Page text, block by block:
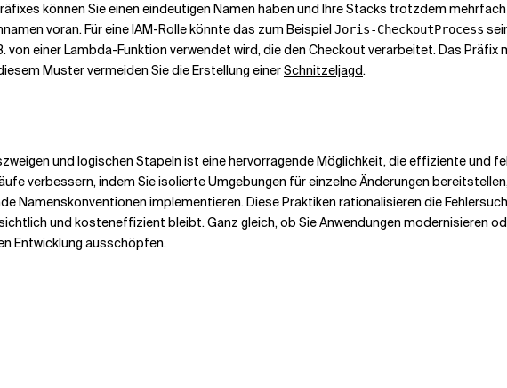
können Sie einen eindeutigen Namen haben und Ihre Stacks trotzdem
voran. Für eine IAM-Rolle könnte das zum BeispielJoris-CheckoutProcess
von einer Lambda-Funktion verwendet wird, die den Checkout verarbeitet. Das Präfix
Muster vermeiden Sie die Erstellung einerSchnitzeljagd.
und logischen Stapeln ist eine hervorragende Möglichkeit, die effiziente und
verbessern, indem Sie isolierte Umgebungen für einzelne Änderungen
Namenskonventionen implementieren. Diese Praktiken rationalisieren die
und kosteneffizient bleibt. Ganz gleich, ob Sie Anwendungen modernisieren
Entwicklung ausschöpfen.